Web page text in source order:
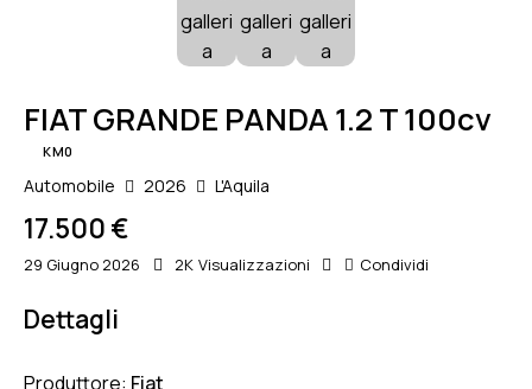
FIAT GRANDE PANDA 1.2 T 100cv
KM0
Automobile 2026 L'Aquila
17.500 €
29 Giugno 2026 2K Visualizzazioni Condividi
Dettagli
Produttore: Fiat